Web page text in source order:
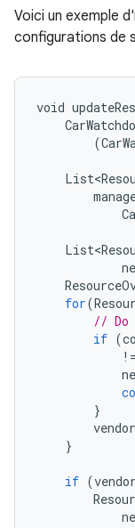
Voici un exemple
configurations de
void
(
for(
// Do
if (
!=
}
}
if (